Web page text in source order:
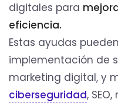
digitales para
eficiencia.
Estas ayudas
implementación de
marketing digital, y
ciberseguridad,